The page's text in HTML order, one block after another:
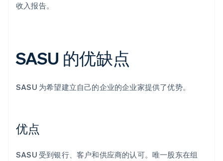
收入报告。
SASU 的优缺点
SASU 为希望建立自己的企业的企业家提供了优势。
优点
SASU 受到银行、客户和供应商的认可。唯一股东在组